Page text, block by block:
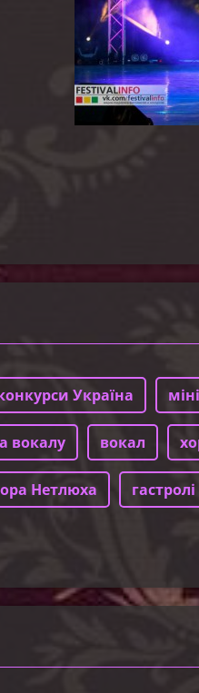
Україна
вокалу вокал
Нетлюха гастролі